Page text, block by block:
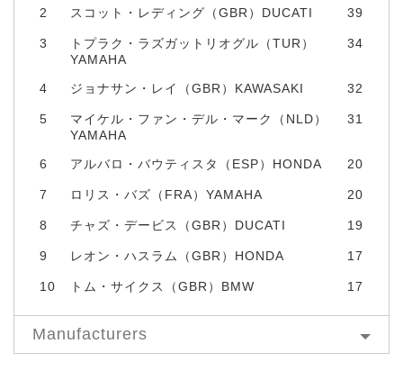
2 スコット・レディング（GBR）DUCATI 39
3
トプラク・ラズガットリオグル（TUR）
YAMAHA
34
4 ジョナサン・レイ（GBR）KAWASAKI 32
5
マイケル・ファン・デル・マーク（NLD）
YAMAHA
31
6 アルバロ・バウティスタ（ESP）HONDA 20
7 ロリス・バズ（FRA）YAMAHA 20
8 チャズ・デービス（GBR）DUCATI 19
9 レオン・ハスラム（GBR）HONDA 17
10 トム・サイクス（GBR）BMW 17
Manufacturers